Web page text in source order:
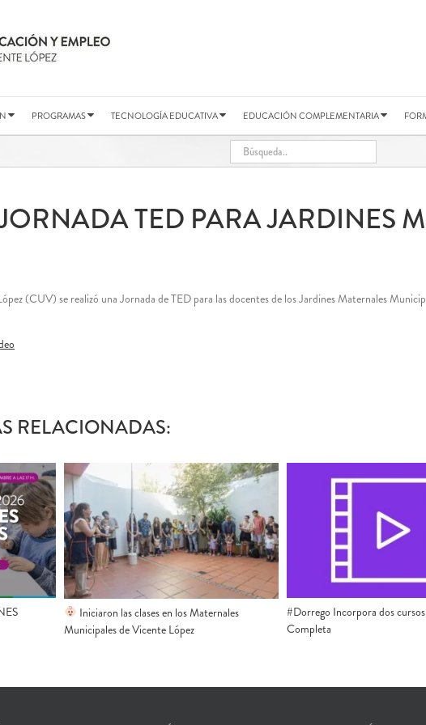
PROGRAMAS TECNOLOGÍA EDUCATIVA EDUCACIÓN COMPLEMENTARIA
TED PARA JARDINES
(CUV) se realizó una Jornada de TED para las docentes de los Jardines Maternales
RELACIONADAS:
Iniciaron las clases en los Maternales
Municipales de Vicente López
#Dorrego Incorpora dos
Completa